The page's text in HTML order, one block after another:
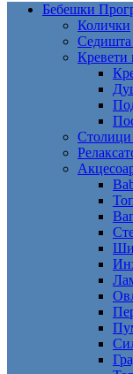
Бебешки
Колички
Седишта
Кревети